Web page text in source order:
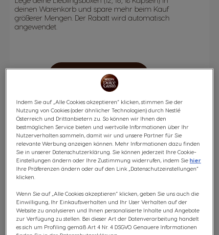
deinen Warenkorb und spare mehr beim Kauf
größerer Mengen. Der Rabatt wird automatisch
angewendet.
JETZT TEILNEHMEN
Indem Sie auf „Alle Cookies akzeptieren“ klicken, stimmen Sie der
Nutzung von Cookies (oder ähnlicher Technologien) durch Nestlé
Österreich und Drittanbietern zu. So können wir Ihnen den
bestmöglichen Service bieten und wertvolle Informationen über Ihr
Nutzerverhalten sammeln, damit wir und unsere Partner für Sie
relevante Werbung anzeigen können. Mehr Informationen dazu finden
Sie in unserer Datenschutzerklärung. Sie können jederzeit Ihre Cookie-
Einstellungen ändern oder Ihre Zustimmung widerrufen, indem Siehier
Ihre Präferenzen ändern oder auf den Link „Datenschutzeinstellungen“
klicken.
Wenn Sie auf „Alle Cookies akzeptieren“ klicken, geben Sie uns auch die
Einwilligung, Ihr Einkaufsverhalten und Ihr User Verhalten auf der
Website zu analysieren und Ihnen personalisierte Inhalte und Angebote
zur Verfügung zu stellen. Bei dieser Art der Datenverarbeitung handelt
es sich um Profiling gemäß Art 4 Nr. 4 DSGVO. Genauere Informationen